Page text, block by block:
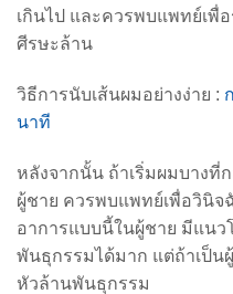
เกินไป และควรพบแพทย์เ
ศีรษะล้าน
วิธีการนับเส้นผมอย่างง่าย :
นาที
หลังจากนั้น ถ้าเริ่มผมบางที่
ผู้ชาย ควรพบแพทย์เพื่อวินิจ
อาการแบบนี้ในผู้ชาย มีแน
พันธุกรรมได้มาก แต่ถ้าเป็น
หัวล้านพันธุกรรม